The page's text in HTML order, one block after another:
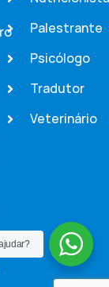
Palestrante
Psicólogo
Tradutor
Veterinário